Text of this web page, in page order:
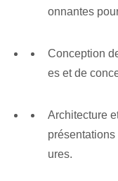
onnantes
Conception
es et de
Architecture
ures.